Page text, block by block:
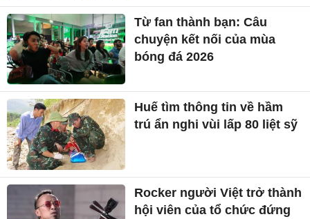
Từ fan thành bạn: Câu
chuyện kết nối của mùa
bóng đá 2026
Huế tìm thông tin về hầm
trú ẩn nghi vùi lấp 80 liệt sỹ
Rocker người Việt trở thành
hội viên của tổ chức đứng